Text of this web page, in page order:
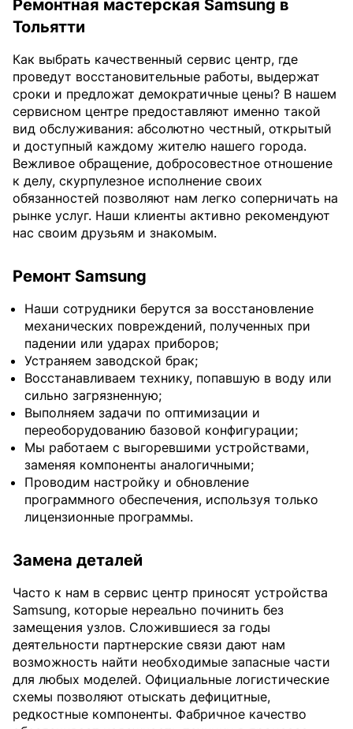
Ремонтная мастерская Samsung в
Тольятти
Как выбрать качественный сервис центр, где
проведут восстановительные работы, выдержат
сроки и предложат демократичные цены? В нашем
сервисном центре предоставляют именно такой
вид обслуживания: абсолютно честный, открытый
и доступный каждому жителю нашего города.
Вежливое обращение, добросовестное отношение
к делу, скурпулезное исполнение своих
обязанностей позволяют нам легко соперничать на
рынке услуг. Наши клиенты активно рекомендуют
нас своим друзьям и знакомым.
Ремонт Samsung
Наши сотрудники берутся за восстановление
механических повреждений, полученных при
падении или ударах приборов;
Устраняем заводской брак;
Восстанавливаем технику, попавшую в воду или
сильно загрязненную;
Выполняем задачи по оптимизации и
переоборудованию базовой конфигурации;
Мы работаем с выгоревшими устройствами,
заменяя компоненты аналогичными;
Проводим настройку и обновление
программного обеспечения, используя только
лицензионные программы.
Замена деталей
Часто к нам в сервис центр приносят устройства
Samsung, которые нереально починить без
замещения узлов. Сложившиеся за годы
деятельности партнерские связи дают нам
возможность найти необходимые запасные части
для любых моделей. Официальные логистические
схемы позволяют отыскать дефицитные,
редкостные компоненты. Фабричное качество